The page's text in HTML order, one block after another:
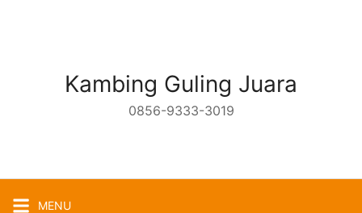
Kambing Guling Juara
0856-9333-3019
MENU